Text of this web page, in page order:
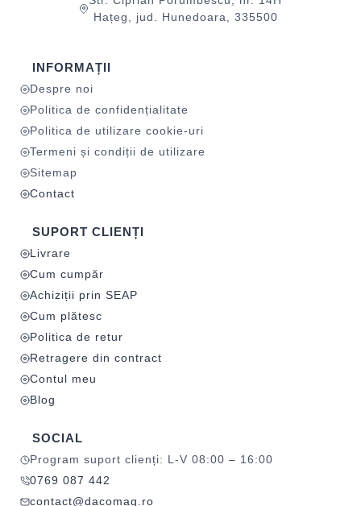
Hațeg, jud. Hunedoara, 335500
INFORMAȚII
Despre noi
Politica de confidențialitate
Politica de utilizare cookie-uri
Termeni și condiții de utilizare
Sitemap
Contact
SUPORT CLIENȚI
Livrare
Cum cumpăr
Achiziții prin SEAP
Cum plătesc
Politica de retur
Retragere din contract
Contul meu
Blog
SOCIAL
Program suport clienți: L-V 08:00 – 16:00
0769 087 442
contact@dacomag.ro